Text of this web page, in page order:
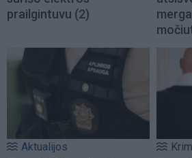
prailgintuvu (2)
Aktualijos